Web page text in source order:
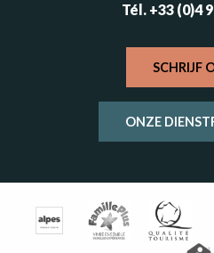
Tél. +33 (0)4
SCHRIJF
ONZE